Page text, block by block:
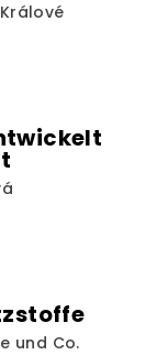
und Co.